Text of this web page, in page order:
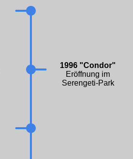
1996 "Condor"
Eröffnung im
Serengeti-Park